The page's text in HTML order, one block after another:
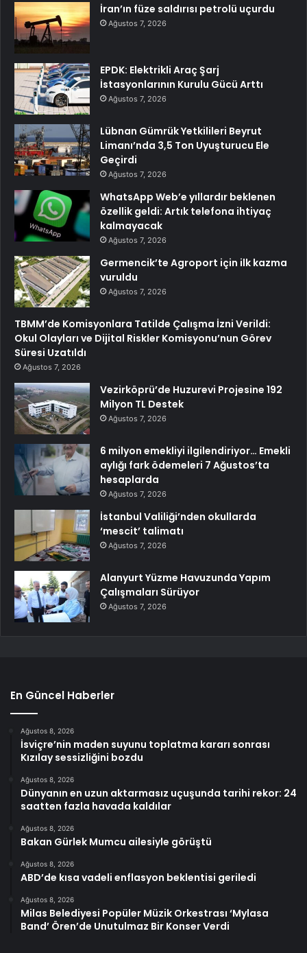
İran’ın füze saldırısı petrolü uçurdu
Ağustos 7, 2026
EPDK: Elektrikli Araç Şarj
İstasyonlarının Kurulu Gücü Arttı
Ağustos 7, 2026
Lübnan Gümrük Yetkilileri Beyrut
Limanı’nda 3,5 Ton Uyuşturucu Ele
Geçirdi
Ağustos 7, 2026
WhatsApp Web’e yıllardır beklenen
özellik geldi: Artık telefona ihtiyaç
kalmayacak
Ağustos 7, 2026
Germencik’te Agroport için ilk kazma
vuruldu
Ağustos 7, 2026
TBMM’de Komisyonlara Tatilde Çalışma İzni Verildi:
Okul Olayları ve Dijital Riskler Komisyonu’nun Görev
Süresi Uzatıldı
Ağustos 7, 2026
Vezirköprü’de Huzurevi Projesine 192
Milyon TL Destek
Ağustos 7, 2026
6 milyon emekliyi ilgilendiriyor… Emekli
aylığı fark ödemeleri 7 Ağustos’ta
hesaplarda
Ağustos 7, 2026
İstanbul Valiliği’nden okullarda
‘mescit’ talimatı
Ağustos 7, 2026
Alanyurt Yüzme Havuzunda Yapım
Çalışmaları Sürüyor
Ağustos 7, 2026
En Güncel Haberler
Ağustos 8, 2026
İsviçre’nin maden suyunu toplatma kararı sonrası
Kızılay sessizliğini bozdu
Ağustos 8, 2026
Dünyanın en uzun aktarmasız uçuşunda tarihi rekor: 24
saatten fazla havada kaldılar
Ağustos 8, 2026
Bakan Gürlek Mumcu ailesiyle görüştü
Ağustos 8, 2026
ABD’de kısa vadeli enflasyon beklentisi geriledi
Ağustos 8, 2026
Milas Belediyesi Popüler Müzik Orkestrası ‘Mylasa
Band’ Ören’de Unutulmaz Bir Konser Verdi